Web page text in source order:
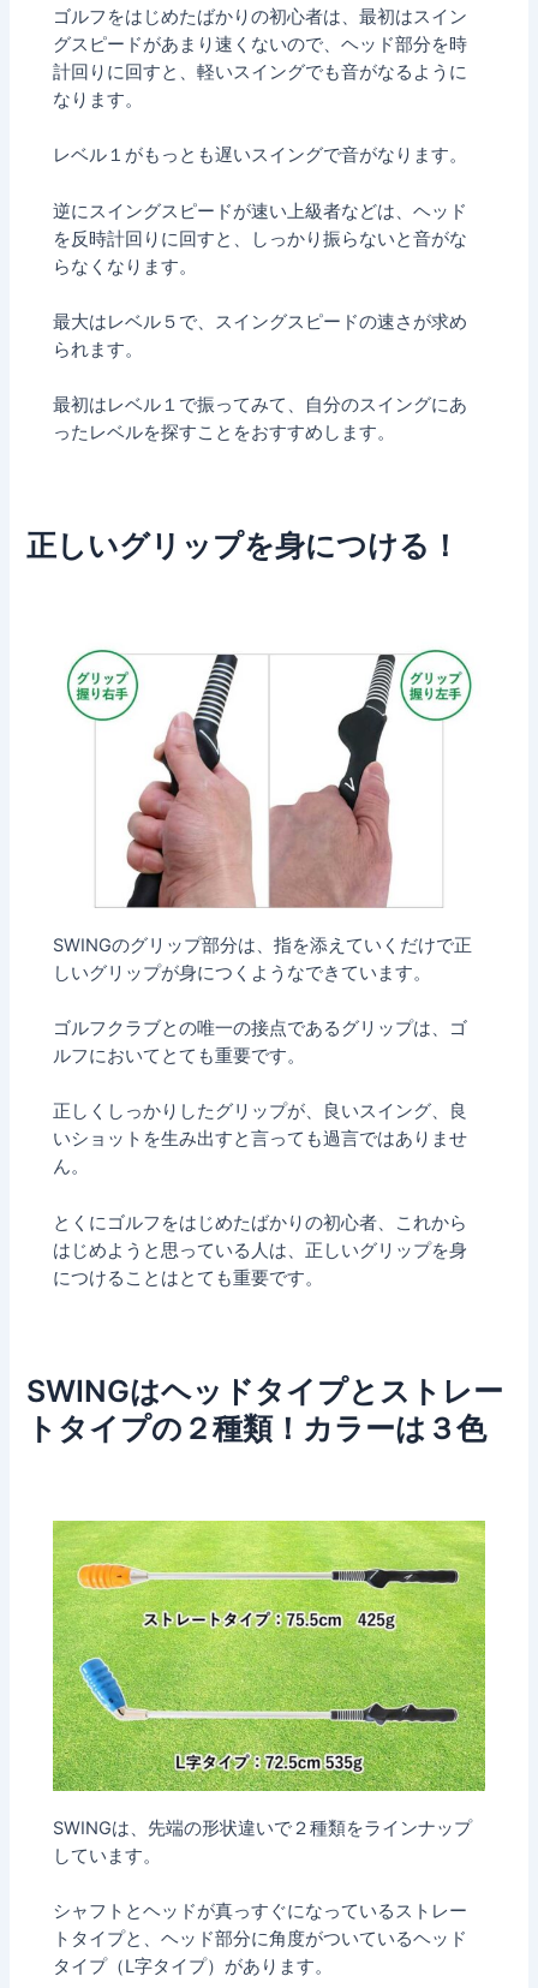
ゴルフをはじめたばかりの初心者は、最初はスイン
グスピードがあまり速くないので、ヘッド部分を時
計回りに回すと、軽いスイングでも音がなるように
なります。
レベル１がもっとも遅いスイングで音がなります。
逆にスイングスピードが速い上級者などは、ヘッド
を反時計回りに回すと、しっかり振らないと音がな
らなくなります。
最大はレベル５で、スイングスピードの速さが求め
られます。
最初はレベル１で振ってみて、自分のスイングにあ
ったレベルを探すことをおすすめします。
正しいグリップを身につける！
SWINGのグリップ部分は、指を添えていくだけで正
しいグリップが身につくようなできています。
ゴルフクラブとの唯一の接点であるグリップは、ゴ
ルフにおいてとても重要です。
正しくしっかりしたグリップが、良いスイング、良
いショットを生み出すと言っても過言ではありませ
ん。
とくにゴルフをはじめたばかりの初心者、これから
はじめようと思っている人は、正しいグリップを身
につけることはとても重要です。
SWINGはヘッドタイプとストレー
トタイプの２種類！カラーは３色
SWINGは、先端の形状違いで２種類をラインナップ
しています。
シャフトとヘッドが真っすぐになっているストレー
トタイプと、ヘッド部分に角度がついているヘッド
タイプ（L字タイプ）があります。